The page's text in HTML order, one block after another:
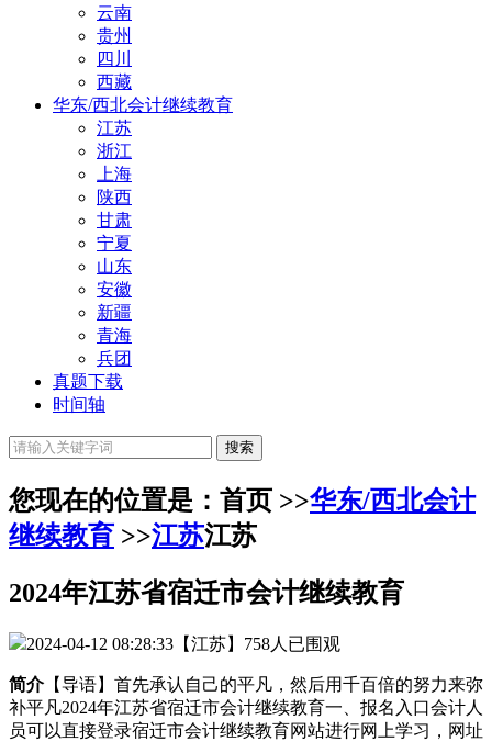
云南
贵州
四川
西藏
华东/西北会计继续教育
江苏
浙江
上海
陕西
甘肃
宁夏
山东
安徽
新疆
青海
兵团
真题下载
时间轴
您现在的位置是：首页 >>华东/西北会计
继续教育 >>江苏江苏
2024年江苏省宿迁市会计继续教育
2024-04-12 08:28:33 【江苏】 758人已围观
简介【导语】首先承认自己的平凡，然后用千百倍的努力来弥
补平凡2024年江苏省宿迁市会计继续教育一、报名入口会计人
员可以直接登录宿迁市会计继续教育网站进行网上学习，网址